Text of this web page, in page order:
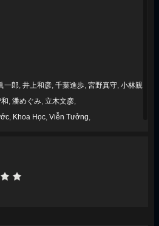
一郎, 井上和彦, 千葉進歩, 宮野真守, 小林親
, 潘めぐみ, 立木文彦,
, Khoa Học, Viễn Tưởng,